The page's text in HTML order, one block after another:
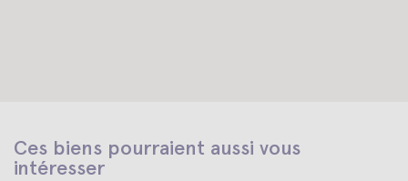
Ces biens pourraient aussi vous
intéresser